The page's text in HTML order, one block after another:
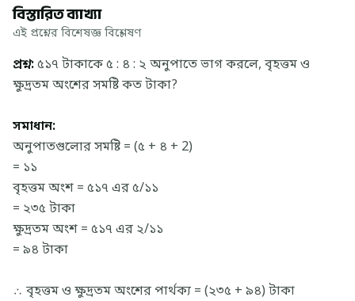
বিস্তারিত ব্যাখ্যা
এই প্রশ্নের বিশেষজ্ঞ বিশ্লেষণ
প্রশ্ন:৫১৭ টাকাকে ৫ : ৪ : ২ অনুপাতে ভাগ করলে, বৃহত্তম ও
ক্ষুদ্রতম অংশের সমষ্টি কত টাকা?
সমাধান:
অনুপাতগুলোর সমষ্টি = (৫ + ৪ + 2)
= ১১
বৃহত্তম অংশ = ৫১৭ এর ৫/১১
= ২৩৫ টাকা
ক্ষুদ্রতম অংশ = ৫১৭ এর ২/১১
= ৯৪ টাকা
∴ বৃহত্তম ও ক্ষুদ্রতম অংশের পার্থক্য = (২৩৫ + ৯৪) টাকা